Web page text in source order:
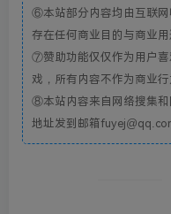
⑥本站部分内容均由互联
存在任何商业目的与商业用
⑦赞助功能仅仅作为用户
戏，所有内容不作为商业行
⑧本站内容来自网络搜集和
地址发到邮箱